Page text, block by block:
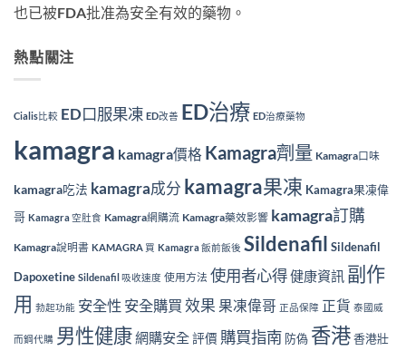
也已被FDA批准為安全有效的藥物。
熱點關注
Cialis比較 ED口服果凍 ED改善 ED治療 ED治療藥物
kamagra kamagra價格 Kamagra劑量 Kamagra口味
kamagra吃法 kamagra成分 kamagra果凍 Kamagra果凍偉
哥 Kamagra 空肚食 Kamagra網購流 Kamagra藥效影響 kamagra訂購
Kamagra說明書 KAMAGRA 買 Kamagra 飯前飯後 Sildenafil Sildenafil
Dapoxetine Sildenafil 吸收速度 使用方法 使用者心得健康資訊 副作
用 勃起功能 安全性 安全購買 效果 果凍偉哥 正品保障 正貨 泰國威
而鋼代購 男性健康網購安全評價 購買指南 防偽 香港香港壯